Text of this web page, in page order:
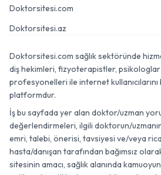
Doktorsitesi.com
Doktorsitesi.az
Doktorsitesi.com sağlık sektöründe
diş hekimleri, fizyoterapistler, psikologlar
profesyonelleri ile internet kullanıcılarını
platformdur.
İş bu sayfada yer alan doktor/uzman
değerlendirmeleri, ilgili doktorun/
emri, talebi, önerisi, tavsiyesi ve/veya
hasta/danışan tarafından bağımsız
sitesinin amacı, sağlık alanında